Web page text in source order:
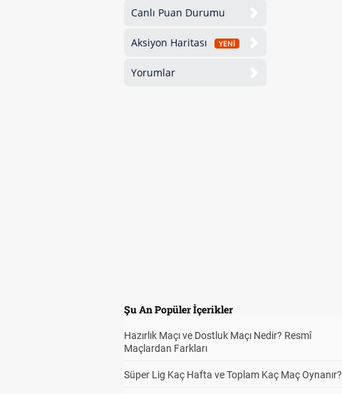
Canlı Puan Durumu
Aksiyon Haritası YENİ
Yorumlar
Şu An Popüler İçerikler
Hazırlık Maçı ve Dostluk Maçı Nedir? Resmî
Maçlardan Farkları
Süper Lig Kaç Hafta ve Toplam Kaç Maç Oynanır?